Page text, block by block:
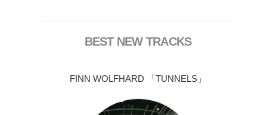
BEST NEW TRACKS
FINN WOLFHARD 「TUNNELS」